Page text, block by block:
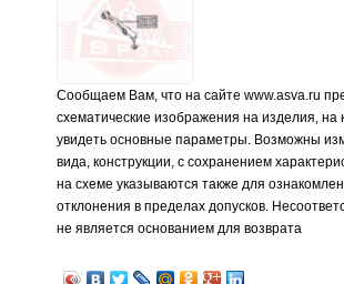
Сообщаем Вам, что на сайте www.asva.ru
схематические изображения на изделия, на
увидеть основные параметры. Возможны
вида, конструкции, с сохранением
на схеме указываются также для
отклонения в пределах допусков.
не является основанием для возврата